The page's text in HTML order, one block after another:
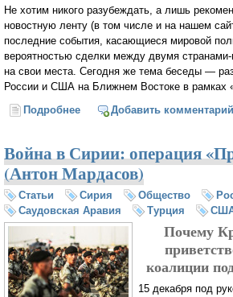
Не хотим никого разубеждать, а лишь
новостную ленту (в том числе и на нашем
последние события, касающиеся мировой
вероятностью сделки между двумя
на свои места. Сегодня же тема беседы —
России и США на Ближнем Востоке в рамках
Подробнее о «Пакт Лаврова-Керри»:
Добавить комментарий
Война в Сирии: операция
(Антон Мардасов)
Статьи Сирия Общество
Саудовская Аравия
Турция
Почему
коалиции
15 декабря под